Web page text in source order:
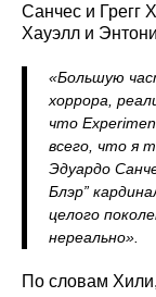
Санчес и Грегг
Хауэлл и
«Большую
хоррора,
что
всего, что я
Эдуардо
Блэр”
целого
нереально».
По словам